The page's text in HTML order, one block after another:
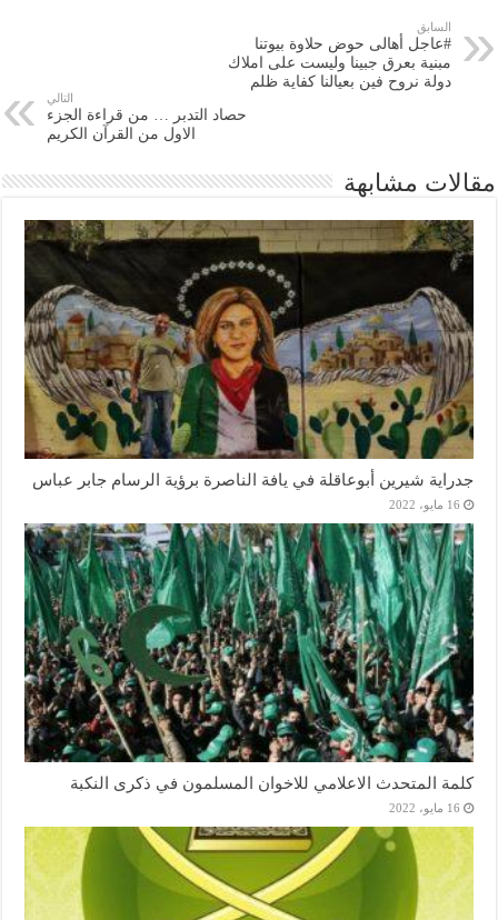
السابق
#عاجل أهالى حوض حلاوة بيوتنا
مبنية بعرق جبينا وليست على املاك
دولة نروح فين بعيالنا كفاية ظلم
التالي
حصاد التدبر … من قراءة الجزء
الاول من القرآن الكريم
مقالات مشابهة
جدراية شيرين أبوعاقلة في يافة الناصرة برؤية الرسام جابر عباس
16 مايو، 2022
كلمة المتحدث الاعلامي للاخوان المسلمون في ذكرى النكبة
16 مايو، 2022